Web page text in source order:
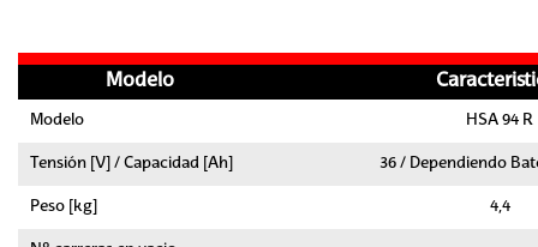
Modelo
Modelo HSA 94 R
Tensión [V] / Capacidad [Ah] 36 / Dependiendo
Peso [kg] 4,4